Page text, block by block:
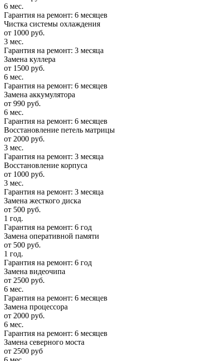
6 мес.
Гарантия на ремонт: 6 месяцев
Чистка системы охлаждения
от 1000 руб.
3 мес.
Гарантия на ремонт: 3 месяца
Замена куллера
от 1500 руб.
6 мес.
Гарантия на ремонт: 6 месяцев
Замена аккумулятора
от 990 руб.
6 мес.
Гарантия на ремонт: 6 месяцев
Восстановление петель матрицы
от 2000 руб.
3 мес.
Гарантия на ремонт: 3 месяца
Восстановление корпуса
от 1000 руб.
3 мес.
Гарантия на ремонт: 3 месяца
Замена жесткого диска
от 500 руб.
1 год.
Гарантия на ремонт: 6 год
Замена оперативной памяти
от 500 руб.
1 год.
Гарантия на ремонт: 6 год
Замена видеочипа
от 2500 руб.
6 мес.
Гарантия на ремонт: 6 месяцев
Замена процессора
от 2000 руб.
6 мес.
Гарантия на ремонт: 6 месяцев
Замена северного моста
от 2500 руб